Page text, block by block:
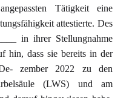
Tätigkeit eine
attestierte. Des
in ihrer Stellungnahme
hin, dass sie bereits in der
zember 2022 zu den
(LWS) und am